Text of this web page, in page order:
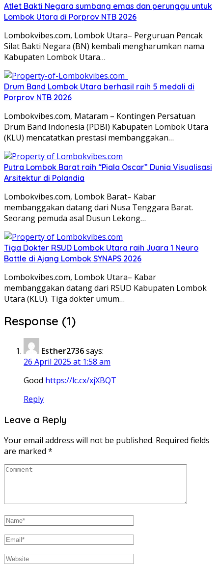
Atlet Bakti Negara sumbang emas dan perunggu untuk
Lombok Utara di Porprov NTB 2026
Lombokvibes.com, Lombok Utara– Perguruan Pencak
Silat Bakti Negara (BN) kembali mengharumkan nama
Kabupaten Lombok Utara…
Drum Band Lombok Utara berhasil raih 5 medali di
Porprov NTB 2026
Lombokvibes.com, Mataram – Kontingen Persatuan
Drum Band Indonesia (PDBI) Kabupaten Lombok Utara
(KLU) mencatatkan prestasi membanggakan…
Putra Lombok Barat raih “Piala Oscar” Dunia Visualisasi
Arsitektur di Polandia
Lombokvibes.com, Lombok Barat– Kabar
membanggakan datang dari Nusa Tenggara Barat.
Seorang pemuda asal Dusun Lekong…
Tiga Dokter RSUD Lombok Utara raih Juara 1 Neuro
Battle di Ajang Lombok SYNAPS 2026
Lombokvibes.com, Lombok Utara– Kabar
membanggakan datang dari RSUD Kabupaten Lombok
Utara (KLU). Tiga dokter umum…
Response (1)
Esther2736says:
26 April 2025 at 1:58 am
Good https://lc.cx/xjXBQT
Reply
Leave a Reply
Your email address will not be published. Required fields
are marked *